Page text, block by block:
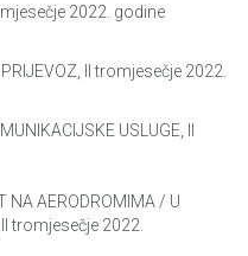
2022. godine
II tromjesečje 2022.
USLUGE, II
NA AERODROMIMA / U
tromjesečje 2022.